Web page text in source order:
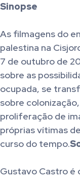
Sinopse
As filmagens do
palestina na
7 de outubro de
sobre as
ocupada, se
sobre colonização,
proliferação de
próprias vítimas
curso do tempo.
Gustavo Castro